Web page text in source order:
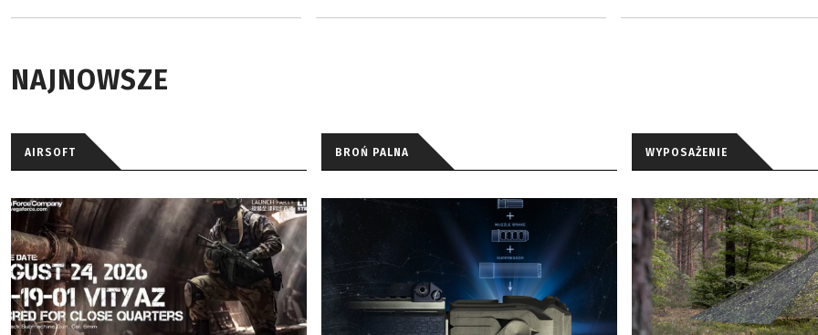
NAJNOWSZE
AIRSOFT BROŃ PALNA WYPOSAŻENIE